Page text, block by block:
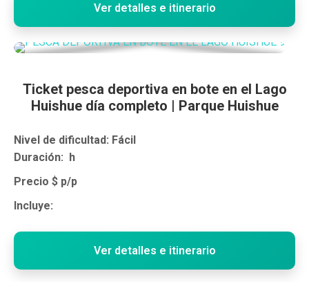
Ver detalles e itinerario
Ticket pesca deportiva en bote en el Lago
Huishue día completo | Parque Huishue
Nivel de dificultad: Fácil
Duración: h
Precio $ p/p
Incluye:
Ver detalles e itinerario